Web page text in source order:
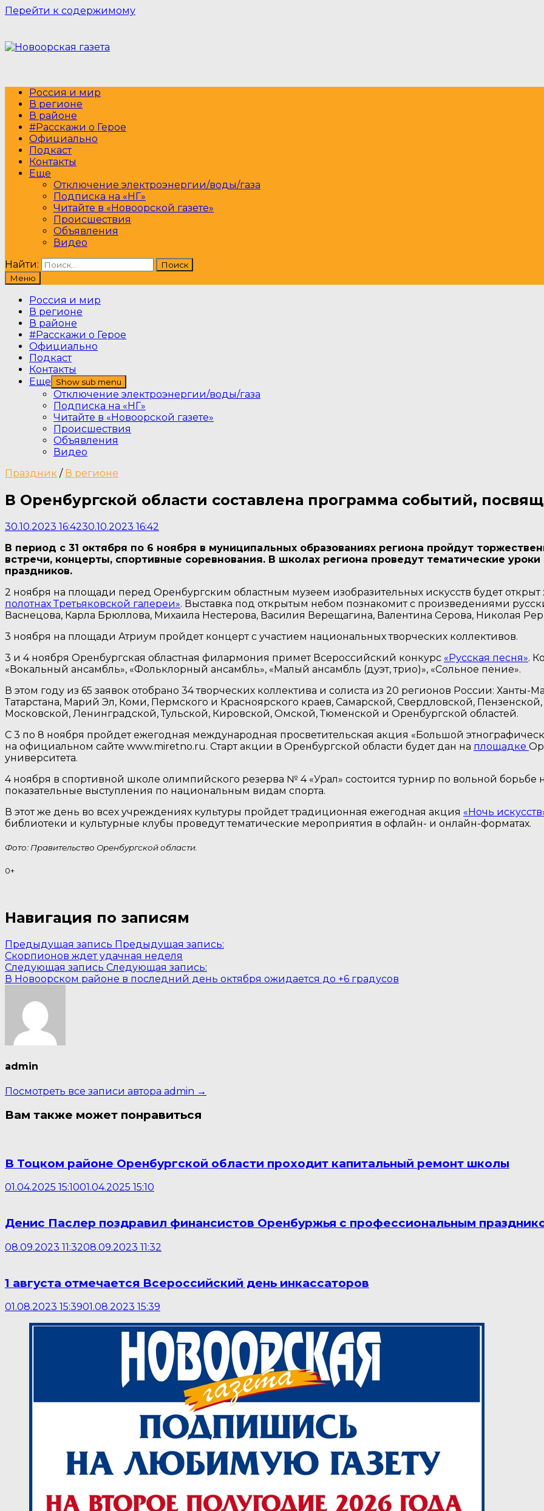
Перейти к содержимому
Россия и мир
В регионе
В районе
#Расскажи о Герое
Официально
Подкаст
Контакты
Еще
Отключение электроэнергии/воды/газа
Подписка на «НГ»
Читайте в «Новоорской газете»
Происшествия
Объявления
Видео
Найти:
Меню
Россия и мир
В регионе
В районе
#Расскажи о Герое
Официально
Подкаст
Контакты
Еще
Show sub menu
Отключение электроэнергии/воды/газа
Подписка на «НГ»
Читайте в «Новоорской газете»
Происшествия
Объявления
Видео
Праздник / В регионе
В Оренбургской области составлена программа событий,
30.10.2023 16:4230.10.2023 16:42
В период с 31 октября по 6 ноября в муниципальных образованиях региона пройдут
встречи, концерты, спортивные соревнования. В школах региона проведут тематические
праздников.
2 ноября на площади перед Оренбургским областным музеем изобразительных искусств будет
полотнах Третьяковской галереи». Выставка под открытым небом познакомит с произведениями
Васнецова, Карла Брюллова, Михаила Нестерова, Василия Верещагина, Валентина Серова, Николая
3 ноября на площади Атриум пройдет концерт с участием национальных творческих коллективов.
3 и 4 ноября Оренбургская областная филармония примет Всероссийский конкурс «Русская песня».
«Вокальный ансамбль», «Фольклорный ансамбль», «Малый ансамбль (дуэт, трио)», «Сольное пение».
В этом году из 65 заявок отобрано 34 творческих коллектива и солиста из 20 регионов России: Ханты-
Татарстана, Марий Эл, Коми, Пермского и Красноярского краев, Самарской, Свердловской,
Московской, Ленинградской, Тульской, Кировской, Омской, Тюменской и Оренбургской областей.
С 3 по 8 ноября пройдет ежегодная международная просветительская акция «Большой
на официальном сайте www.miretno.ru. Старт акции в Оренбургской области будет дан на площадке
университета.
4 ноября в спортивной школе олимпийского резерва № 4 «Урал» состоится турнир по вольной
показательные выступления по национальным видам спорта.
В этот же день во всех учреждениях культуры пройдет традиционная ежегодная акция «Ночь
библиотеки и культурные клубы проведут тематические мероприятия в офлайн- и онлайн-форматах.
Фото: Правительство Оренбургской области.
0+
Навигация по записям
Предыдущая запись Предыдущая запись:
Скорпионов ждет удачная неделя
Следующая запись Следующая запись:
В Новоорском районе в последний день октября ожидается до +6 градусов
admin
Посмотреть все записи автора admin →
Вам также может понравиться
В Тоцком районе Оренбургской области проходит капитальный ремонт школы
01.04.2025 15:1001.04.2025 15:10
Денис Паслер поздравил финансистов Оренбуржья с профессиональным
08.09.2023 11:3208.09.2023 11:32
1 августа отмечается Всероссийский день инкассаторов
01.08.2023 15:3901.08.2023 15:39